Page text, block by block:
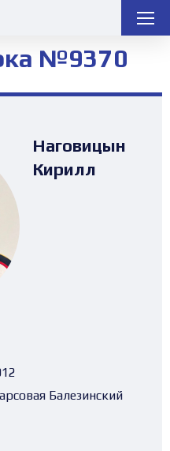
№9370
Наговицын
Кирилл
Балезинский